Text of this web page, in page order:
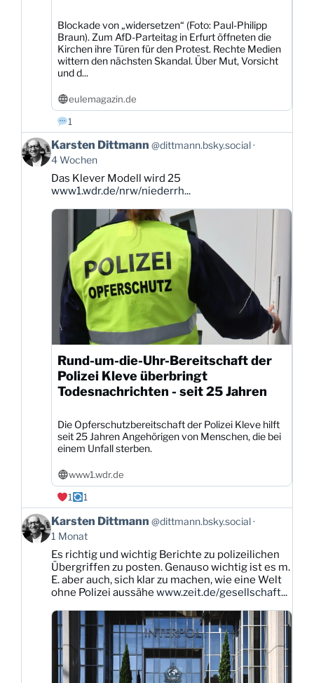
Blockade von „widersetzen“ (Foto: Paul-Philipp
Braun). Zum AfD-Parteitag in Erfurt öffneten die
Kirchen ihre Türen für den Protest. Rechte Medien
wittern den nächsten Skandal. Über Mut, Vorsicht
und d...
eulemagazin.de
1
Beitrag
von
Karsten
Dittmann
Bluesky
Karsten Dittmann @dittmann.bsky.social
4 Wochen
Das Klever Modell wird 25
www1.wdr.de/nrw/niederrh...
Rund-um-die-Uhr-Bereitschaft der
Polizei Kleve überbringt
Todesnachrichten - seit 25 Jahren
Die Opferschutzbereitschaft der Polizei Kleve hilft
seit 25 Jahren Angehörigen von Menschen, die bei
einem Unfall sterben.
www1.wdr.de
1
1
Beitrag
von
Karsten
Dittmann
Bluesky
ansehen
Karsten Dittmann @dittmann.bsky.social
1 Monat
Es richtig und wichtig Berichte zu polizeilichen
Übergriffen zu posten. Genauso wichtig ist es m.
E. aber auch, sich klar zu machen, wie eine Welt
ohne Polizei aussähe www.zeit.de/gesellschaft...